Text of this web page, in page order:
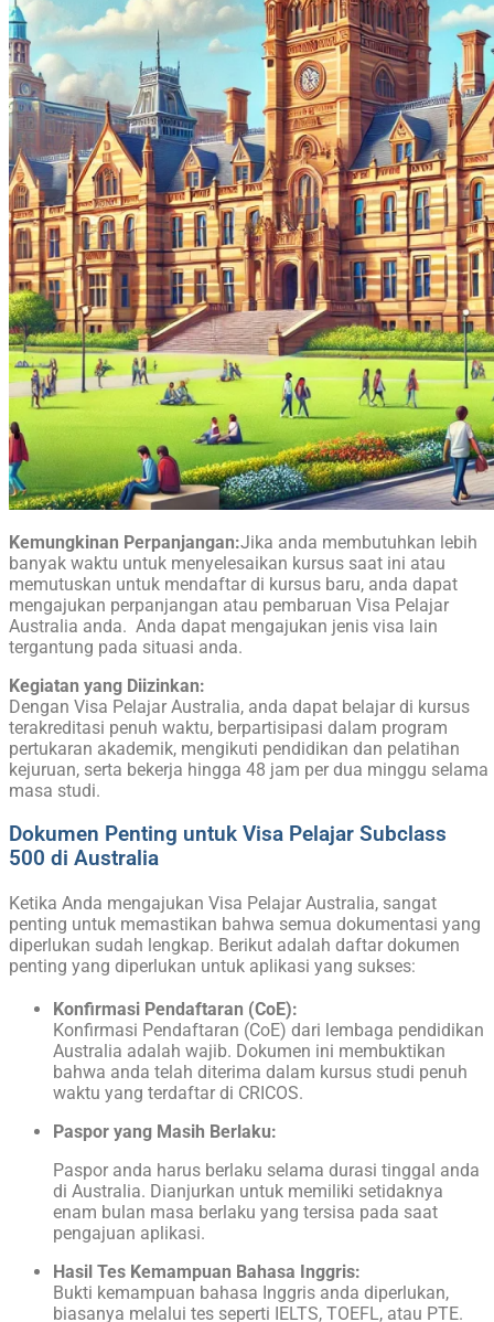
Kemungkinan Perpanjangan:Jika anda membutuhkan lebih
banyak waktu untuk menyelesaikan kursus saat ini atau
memutuskan untuk mendaftar di kursus baru, anda dapat
mengajukan perpanjangan atau pembaruan Visa Pelajar
Australia anda. Anda dapat mengajukan jenis visa lain
tergantung pada situasi anda.
Kegiatan yang Diizinkan:
Dengan Visa Pelajar Australia, anda dapat belajar di kursus
terakreditasi penuh waktu, berpartisipasi dalam program
pertukaran akademik, mengikuti pendidikan dan pelatihan
kejuruan, serta bekerja hingga 48 jam per dua minggu selama
masa studi.
Dokumen Penting untuk Visa Pelajar Subclass
500 di Australia
Ketika Anda mengajukan Visa Pelajar Australia, sangat
penting untuk memastikan bahwa semua dokumentasi yang
diperlukan sudah lengkap. Berikut adalah daftar dokumen
penting yang diperlukan untuk aplikasi yang sukses:
Konfirmasi Pendaftaran (CoE):
Konfirmasi Pendaftaran (CoE) dari lembaga pendidikan
Australia adalah wajib. Dokumen ini membuktikan
bahwa anda telah diterima dalam kursus studi penuh
waktu yang terdaftar di CRICOS.
Paspor yang Masih Berlaku:
Paspor anda harus berlaku selama durasi tinggal anda
di Australia. Dianjurkan untuk memiliki setidaknya
enam bulan masa berlaku yang tersisa pada saat
pengajuan aplikasi.
Hasil Tes Kemampuan Bahasa Inggris:
Bukti kemampuan bahasa Inggris anda diperlukan,
biasanya melalui tes seperti IELTS, TOEFL, atau PTE.